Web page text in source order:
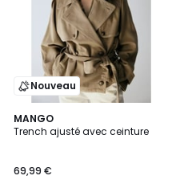
Nouveau
MANGO
Trench ajusté avec ceinture
69,99 €